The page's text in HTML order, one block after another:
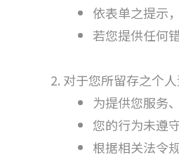
依表单之提示
若您提供任何
2. 对于您所留存之个
为提供您服务
您的行为未遵
根据相关法令